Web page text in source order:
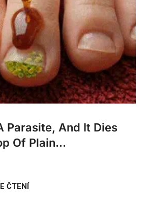
Parasite, And It Dies
Of Plain...